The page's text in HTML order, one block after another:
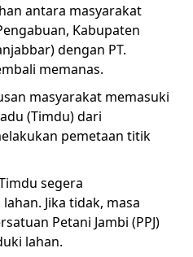
antara masyarakat
Kabupaten
dengan PT.
memanas.
masyarakat memasuki
(Timdu) dari
pemetaan titik
segera
Jika tidak, masa
Petani Jambi (PPJ)
lahan.